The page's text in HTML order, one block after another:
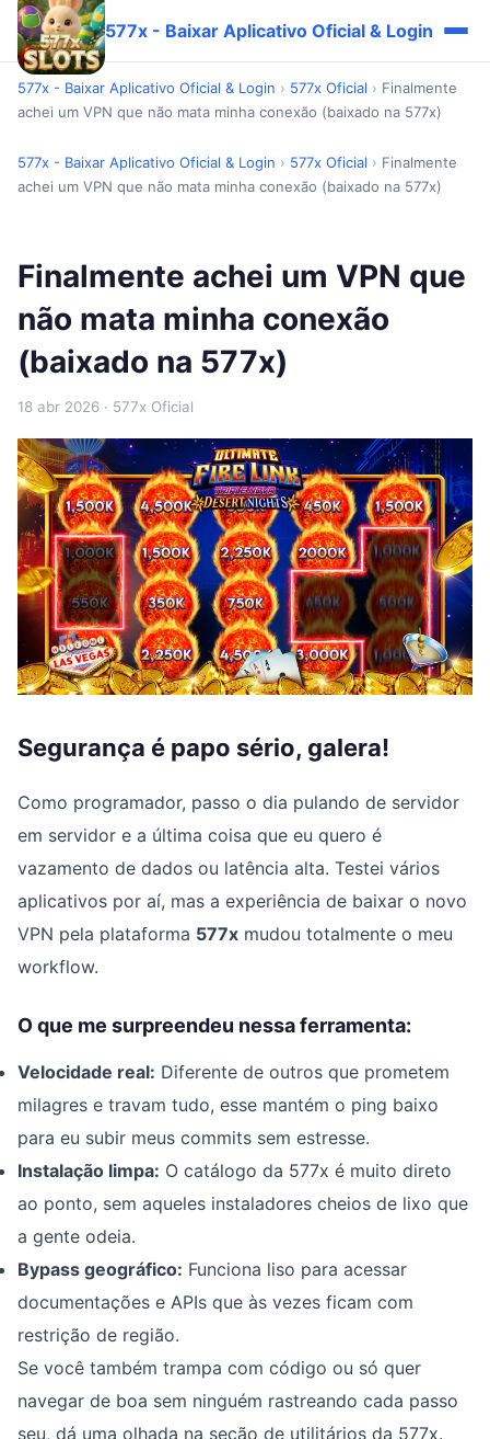
577x - Baixar Aplicativo Oficial & Login
577x - Baixar Aplicativo Oficial & Login › 577x Oficial › Finalmente
achei um VPN que não mata minha conexão (baixado na 577x)
577x - Baixar Aplicativo Oficial & Login › 577x Oficial › Finalmente
achei um VPN que não mata minha conexão (baixado na 577x)
Finalmente achei um VPN que
não mata minha conexão
(baixado na 577x)
18 abr 2026 · 577x Oficial
Segurança é papo sério, galera!
Como programador, passo o dia pulando de servidor
em servidor e a última coisa que eu quero é
vazamento de dados ou latência alta. Testei vários
aplicativos por aí, mas a experiência de baixar o novo
VPN pela plataforma 577x mudou totalmente o meu
workflow.
O que me surpreendeu nessa ferramenta:
Velocidade real: Diferente de outros que prometem
milagres e travam tudo, esse mantém o ping baixo
para eu subir meus commits sem estresse.
Instalação limpa: O catálogo da 577x é muito direto
ao ponto, sem aqueles instaladores cheios de lixo que
a gente odeia.
Bypass geográfico: Funciona liso para acessar
documentações e APIs que às vezes ficam com
restrição de região.
Se você também trampa com código ou só quer
navegar de boa sem ninguém rastreando cada passo
seu, dá uma olhada na seção de utilitários da 577x.